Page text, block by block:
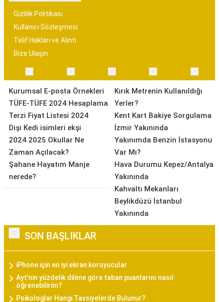
Gizlilik Politikası
Kullanıcı Sözleşmesi
Telif Hakları ve Alıntı
Bize Ulaşın
Kurumsal E-posta Örnekleri
TÜFE-TÜFE 2024 Hesaplama
Terzi Fiyat Listesi 2024
Dişi Kedi isimleri ekşi
2024 2025 Okullar Ne
Zaman Açılacak?
Şahane Hayatım Manje
nerede?
Kırık Metrenin Kullanıldığı
Yerler?
Kent Kart Bakiye Sorgulama
İzmir Yakınında
Yakınımda Benzin İstasyonu
Var Mı?
Hava Durumu Kepez/Antalya
Yakınında
Kahvaltı Mekanları
Beylikdüzü İstanbul
Yakınında
SON BAŞLIKLAR
iPhone için en iyi ekran koruyucular
Ayt'nin yüzdelik dilime göre taban puanlarını nasıl
öğrenebilirim?
Psikologlar Hangi Tavsiyelerde Bulunur?